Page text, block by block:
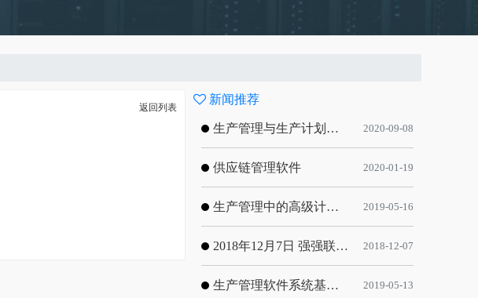
返回列表
新闻推荐
生产管理与生产计划的目标 2020-09-08
供应链管理软件 2020-01-19
生产管理中的高级计划与排程优化 2019-05-16
2018年12月7日 强强联手，共同推进电子器件领域APS应用典范 风华高科生产自动化工业互联网应用项目-APS项目启动会 2018-12-07
生产管理软件系统基于信息化的解决方案 2019-05-13